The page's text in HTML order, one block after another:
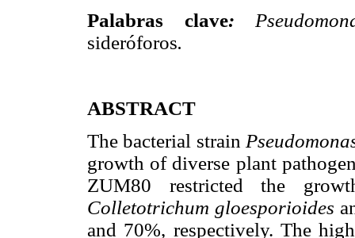
Palabras clave:
sideróforos.
ABSTRACT
The bacterial strain
growth of diverse plant
ZUM80 restricted the
Colletotrichum gloesporioides
and 70%, respectively. The